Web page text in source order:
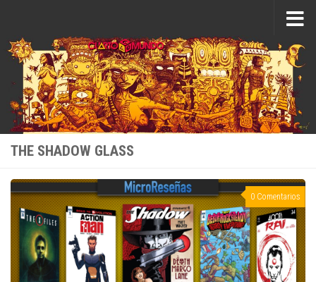
THE SHADOW GLASS
0 Comentarios